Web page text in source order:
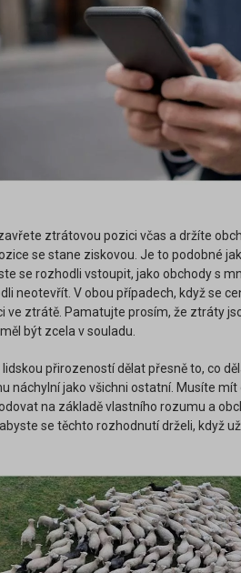
ztrátovou pozici včas a držíte
se stane ziskovou. Je to podobné
se rozhodli vstoupit, jako obchody s
neotevřít. V obou případech, když se
ve ztrátě. Pamatujte prosím, že ztráty
být zcela v souladu.
přirozeností dělat přesně to, co
náchylní jako všichni ostatní. Musíte
na základě vlastního rozumu a
se těchto rozhodnutí drželi, když